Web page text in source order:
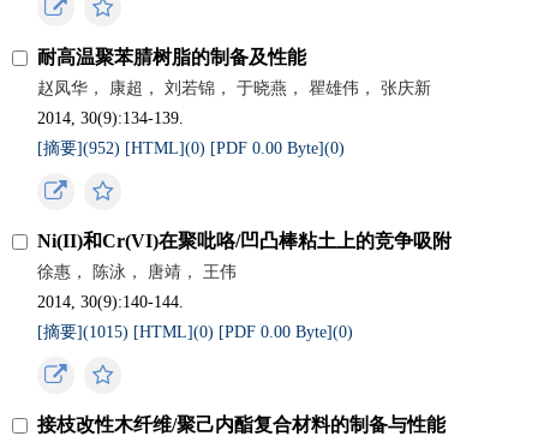
耐高温聚苯腈树脂的制备及性能
赵凤华， 康超， 刘若锦， 于晓燕， 瞿雄伟， 张庆新
2014, 30(9):134-139.
[摘要](952) [HTML](0) [PDF 0.00 Byte](0)
Ni(II)和Cr(VI)在聚吡咯/凹凸棒粘土上的竞争吸附
徐惠， 陈泳， 唐靖， 王伟
2014, 30(9):140-144.
[摘要](1015) [HTML](0) [PDF 0.00 Byte](0)
接枝改性木纤维/聚己内酯复合材料的制备与性能